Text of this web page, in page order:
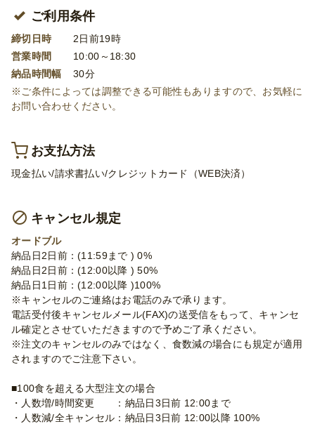
ご利用条件
締切日時
2日前19時
営業時間
10:00～18:30
納品時間幅
30分
※ご条件によっては調整できる可能性もありますので、お気軽に
お問い合わせください。
お支払方法
現金払い/請求書払い/クレジットカード（WEB決済）
キャンセル規定
オードブル
納品日2日前：(11:59まで ) 0%
納品日2日前：(12:00以降 ) 50%
納品日1日前：(12:00以降 )100%
※キャンセルのご連絡はお電話のみで承ります。
電話受付後キャンセルメール(FAX)の送受信をもって、キャンセ
ル確定とさせていただきますので予めご了承ください。
※注文のキャンセルのみではなく、食数減の場合にも規定が適用
されますのでご注意下さい。
■100食を超える大型注文の場合
・人数増/時間変更 ：納品日3日前 12:00まで
・人数減/全キャンセル：納品日3日前 12:00以降 100%